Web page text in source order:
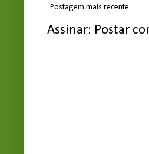
Postagem mais recente
Assinar: Postar